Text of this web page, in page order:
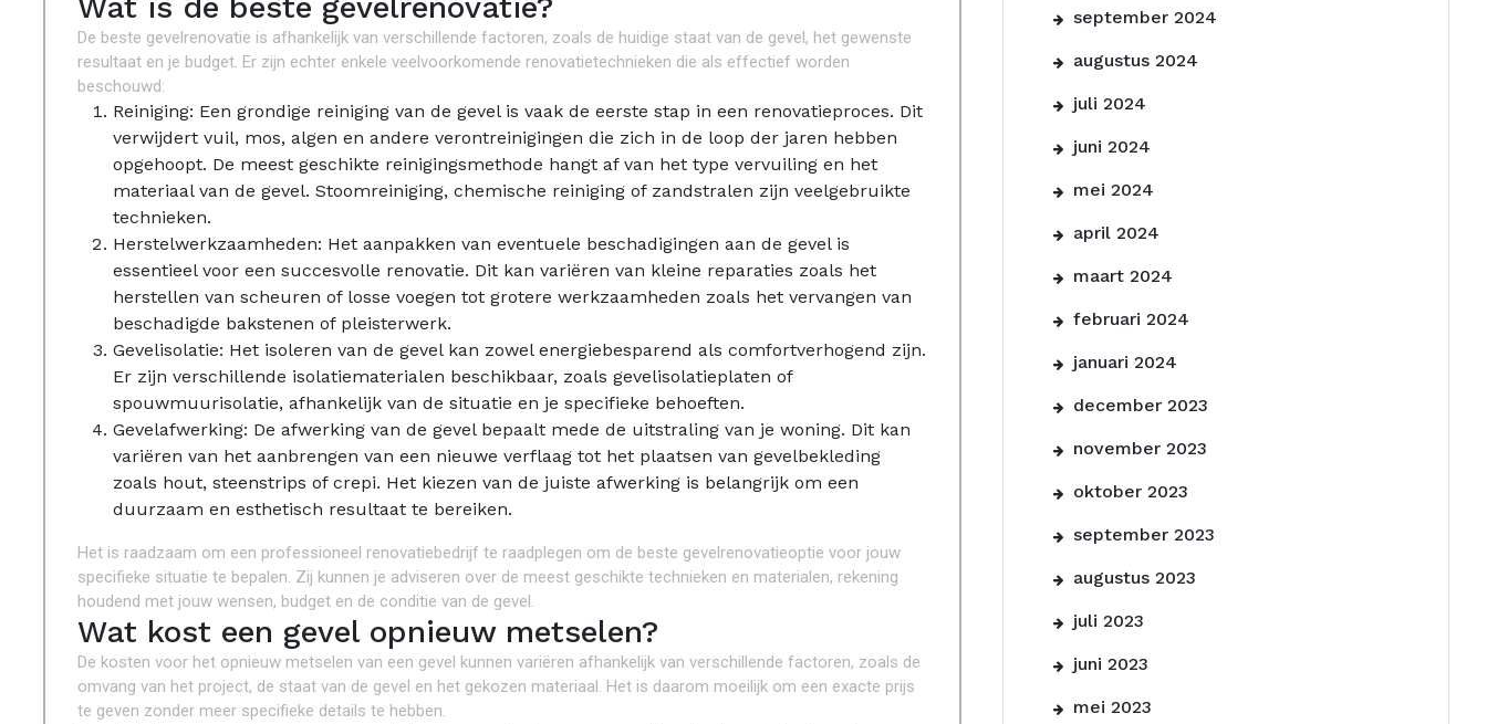
De beste gevelrenovatie is afhankelijk van verschillende factoren, zoals de huidige staat van de gevel, het gewenste
resultaat en je budget. Er zijn echter enkele veelvoorkomende renovatietechnieken die als effectief worden
beschouwd:
Reiniging: Een grondige reiniging van de gevel is vaak de eerste stap in een renovatieproces. Dit
verwijdert vuil, mos, algen en andere verontreinigingen die zich in de loop der jaren hebben
opgehoopt. De meest geschikte reinigingsmethode hangt af van het type vervuiling en het
materiaal van de gevel. Stoomreiniging, chemische reiniging of zandstralen zijn veelgebruikte
technieken.
Herstelwerkzaamheden: Het aanpakken van eventuele beschadigingen aan de gevel is
essentieel voor een succesvolle renovatie. Dit kan variëren van kleine reparaties zoals het
herstellen van scheuren of losse voegen tot grotere werkzaamheden zoals het vervangen van
beschadigde bakstenen of pleisterwerk.
Gevelisolatie: Het isoleren van de gevel kan zowel energiebesparend als comfortverhogend zijn.
Er zijn verschillende isolatiematerialen beschikbaar, zoals gevelisolatieplaten of
spouwmuurisolatie, afhankelijk van de situatie en je specifieke behoeften.
Gevelafwerking: De afwerking van de gevel bepaalt mede de uitstraling van je woning. Dit kan
variëren van het aanbrengen van een nieuwe verflaag tot het plaatsen van gevelbekleding
zoals hout, steenstrips of crepi. Het kiezen van de juiste afwerking is belangrijk om een
duurzaam en esthetisch resultaat te bereiken.
Het is raadzaam om een professioneel renovatiebedrijf te raadplegen om de beste gevelrenovatieoptie voor jouw
specifieke situatie te bepalen. Zij kunnen je adviseren over de meest geschikte technieken en materialen, rekening
houdend met jouw wensen, budget en de conditie van de gevel.
Wat kost een gevel opnieuw metselen?
De kosten voor het opnieuw metselen van een gevel kunnen variëren afhankelijk van verschillende factoren, zoals de
omvang van het project, de staat van de gevel en het gekozen materiaal. Het is daarom moeilijk om een exacte prijs
te geven zonder meer specifieke details te hebben.
september 2024
augustus 2024
juli 2024
juni 2024
mei 2024
april 2024
maart 2024
februari 2024
januari 2024
december 2023
november 2023
oktober 2023
september 2023
augustus 2023
juli 2023
juni 2023
mei 2023